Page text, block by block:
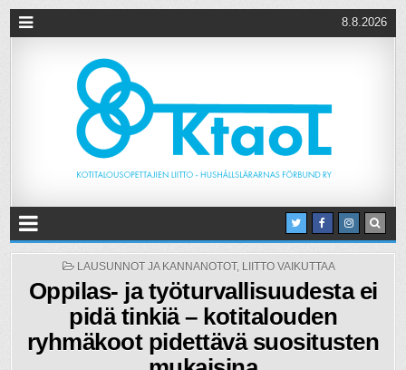
8.8.2026
POSTED
LAUSUNNOT JA KANNANOTOT, LIITTO VAIKUTTAA
Oppilas- ja työturvallisuudesta ei
pidä tinkiä – kotitalouden
ryhmäkoot pidettävä suositusten